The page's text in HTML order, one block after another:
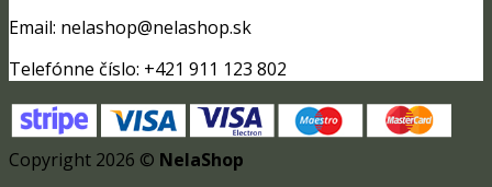
Email: nelashop@nelashop.sk
Telefónne číslo: +421 911 123 802
Copyright 2026 © NelaShop